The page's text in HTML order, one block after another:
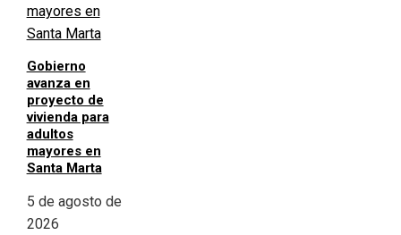
Gobierno
avanza en
proyecto de
vivienda para
adultos
mayores en
Santa Marta
5 de agosto de
2026